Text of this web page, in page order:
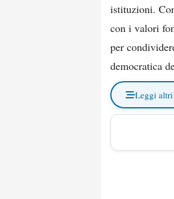
istituzioni.
con i valori
per
democratica
Leggi